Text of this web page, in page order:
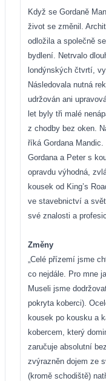
Když se Gordaně
život se změnil.
odložila a společně
bydlení. Netrvalo
londýnských čtvrtí,
Následovala nutná
udržován ani
let byly tři malé
z chodby bez oken.
říká Gordana
Gordana a Peter s
opravdu výhodná,
kousek od King’s
ve stavebnictví a
své znalosti a
Změny
„Celé přízemí jsme
co nejdále. Pro mne
Museli jsme
pokryta koberci).
kousek po kousku a
kobercem, který
zaručuje absolutní
zvýrazněn dojem ze
(kromě schodiště)